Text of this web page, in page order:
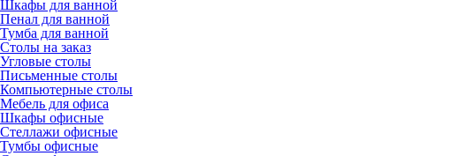
Шкафы для ванной
Пенал для ванной
Тумба для ванной
Столы на заказ
Угловые столы
Письменные столы
Компьютерные столы
Мебель для офиса
Шкафы офисные
Стеллажи офисные
Тумбы офисные